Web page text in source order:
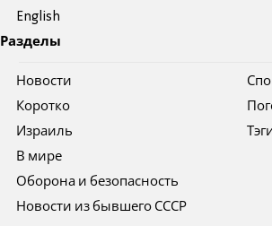
English
Разделы
Новости
Коротко
Израиль
В мире
Оборона и безопасность
Новости из бывшего СССР